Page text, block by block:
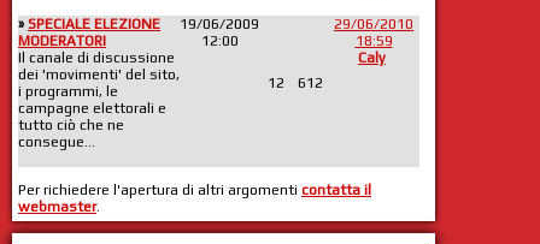
» SPECIALE ELEZIONE
MODERATORI
Il canale di discussione
dei 'movimenti' del sito,
i programmi, le
campagne elettorali e
tutto ciò che ne
consegue...
19/06/2009
12:00
12 612
29/06/2010
18:59
Caly
Per richiedere l'apertura di altri argomenti contatta il
webmaster.